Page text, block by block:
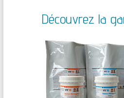
Découvrez la